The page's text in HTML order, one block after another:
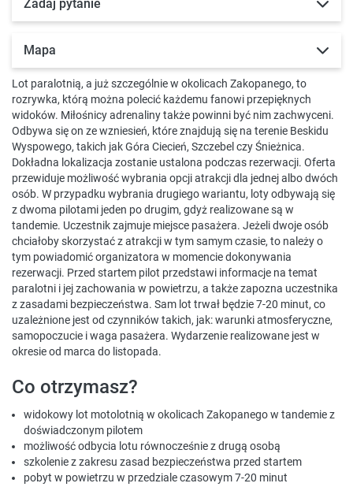
Zadaj pytanie
Mapa
Lot paralotnią, a już szczególnie w okolicach Zakopanego, to
rozrywka, którą można polecić każdemu fanowi przepięknych
widoków. Miłośnicy adrenaliny także powinni być nim zachwyceni.
Odbywa się on ze wzniesień, które znajdują się na terenie Beskidu
Wyspowego, takich jak Góra Ciecień, Szczebel czy Śnieżnica.
Dokładna lokalizacja zostanie ustalona podczas rezerwacji. Oferta
przewiduje możliwość wybrania opcji atrakcji dla jednej albo dwóch
osób. W przypadku wybrania drugiego wariantu, loty odbywają się
z dwoma pilotami jeden po drugim, gdyż realizowane są w
tandemie. Uczestnik zajmuje miejsce pasażera. Jeżeli dwoje osób
chciałoby skorzystać z atrakcji w tym samym czasie, to należy o
tym powiadomić organizatora w momencie dokonywania
rezerwacji. Przed startem pilot przedstawi informacje na temat
paralotni i jej zachowania w powietrzu, a także zapozna uczestnika
z zasadami bezpieczeństwa. Sam lot trwał będzie 7-20 minut, co
uzależnione jest od czynników takich, jak: warunki atmosferyczne,
samopoczucie i waga pasażera. Wydarzenie realizowane jest w
okresie od marca do listopada.
Co otrzymasz?
widokowy lot motolotnią w okolicach Zakopanego w tandemie z
doświadczonym pilotem
możliwość odbycia lotu równocześnie z drugą osobą
szkolenie z zakresu zasad bezpieczeństwa przed startem
pobyt w powietrzu w przedziale czasowym 7-20 minut